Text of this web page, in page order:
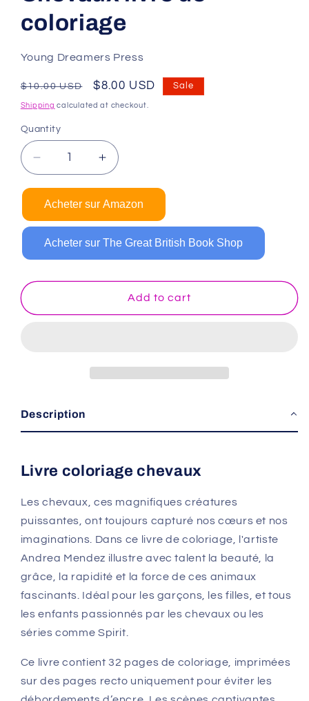
coloriage
Young Dreamers Press
Regular
price
$10.00 USD
Sale
price
$8.00 USD Sale
Shipping calculated at checkout.
Quantity
Decrease
quantity
Chevaux
livre
de
Increase
quantity
Chevaux
livre
de
Acheter sur Amazon
Acheter sur The Great British Book Shop
Add to cart
Description
Livre coloriage chevaux
Les chevaux, ces magnifiques créatures
puissantes, ont toujours capturé nos cœurs et nos
imaginations. Dans ce livre de coloriage, l'artiste
Andrea Mendez illustre avec talent la beauté, la
grâce, la rapidité et la force de ces animaux
fascinants. Idéal pour les garçons, les filles, et tous
les enfants passionnés par les chevaux ou les
séries comme Spirit.
Ce livre contient 32 pages de coloriage, imprimées
sur des pages recto uniquement pour éviter les